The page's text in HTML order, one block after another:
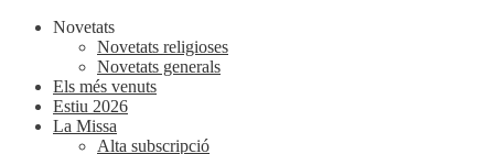
Novetats
Novetats religioses
Novetats generals
Els més venuts
Estiu 2026
La Missa
Alta subscripció